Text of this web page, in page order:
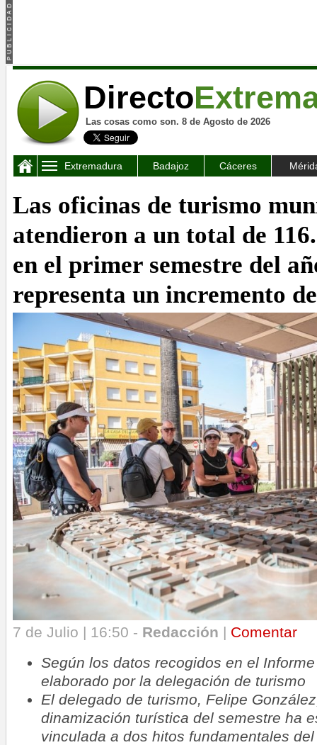
Directo
Las cosas como son. 8 de Agosto de 2026
Extremadura Badajoz Cáceres
Las oficinas de turismo
atendieron a un total de
en el primer semestre del
representa un incremento
7 de Julio | 16:50 - Redacción | Comentar
Según los datos recogidos en el
elaborado por la delegación de turismo
El delegado de turismo, Felipe
dinamización turística del semestre ha
vinculada a dos hitos fundamentales